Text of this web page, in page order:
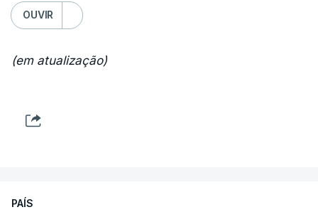
OUVIR
(em atualização)
PAÍS